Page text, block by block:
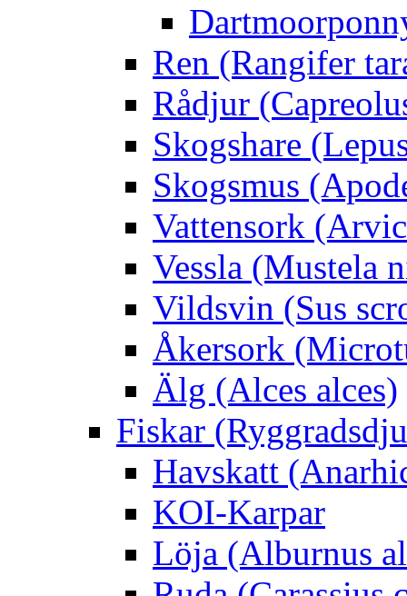
Ren (Rangifer
Rådjur
Skogshare
Skogsmus
Vattensork
Vessla (Mustela
Vildsvin (Sus
Åkersork
Älg (Alces alces)
Fiskar
Havskatt
KOI-Karpar
Löja (Alburnus